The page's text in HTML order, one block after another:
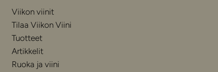
Viikon viinit
Tilaa Viikon Viini
Tuotteet
Artikkelit
Ruoka ja viini